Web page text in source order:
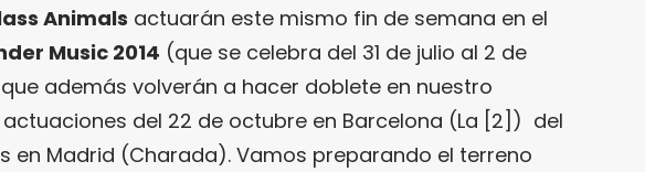
Animals actuarán este mismo fin de semana en el
Music 2014 (que se celebra del 31 de julio al 2 de
además volverán a hacer doblete en nuestro
del 22 de octubre en Barcelona (La [2]) del
en Madrid (Charada). Vamos preparando el terreno